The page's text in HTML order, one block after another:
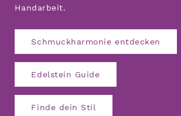
Handarbeit.
Schmuckharmonie entdecken
Edelstein Guide
Finde dein Stil